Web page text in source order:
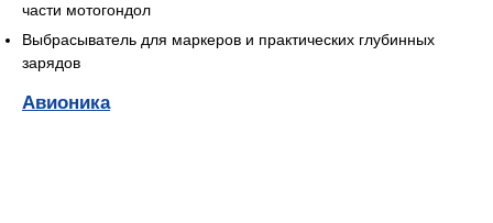
части мотогондол
Выбрасыватель для маркеров и практических глубинных
зарядов
Авионика